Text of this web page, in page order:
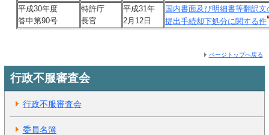
平成30年度
答申第90号
特許庁
長官
平成31年
2月12日
国内書面及び明細書等翻訳文
提出手続却下処分に関する件
ページトップへ戻る
行政不服審査会
行政不服審査会
委員名簿